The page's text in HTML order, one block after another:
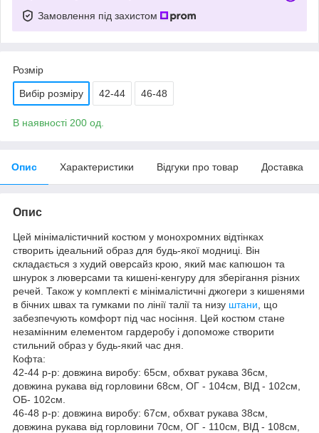
Замовлення під захистом
Розмір
Вибір розміру 42-44 46-48
В наявності 200 од.
Опис Характеристики Відгуки про товар Доставка
Опис
Цей мінімалістичний костюм у монохромних відтінках
створить ідеальний образ для будь-якої модниці. Він
складається з худий оверсайз крою, який має капюшон та
шнурок з люверсами та кишені-кенгуру для зберігання різних
речей. Також у комплекті є мінімалістичні джогери з кишенями
в бічних швах та гумками по лінії талії та низу штани , що
забезпечують комфорт під час носіння. Цей костюм стане
незамінним елементом гардеробу і допоможе створити
стильний образ у будь-який час дня.
Кофта:
42-44 р-р: довжина виробу: 65см, обхват рукава 36см,
довжина рукава від горловини 68см, ОГ - 104см, ВІД - 102см,
ОБ- 102см.
46-48 р-р: довжина виробу: 67см, обхват рукава 38см,
довжина рукава від горловини 70см, ОГ - 110см, ВІД - 108см,